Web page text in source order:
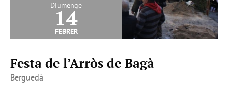
Diumenge
14
febrer
Festa de l’Arròs de Bagà
Berguedà